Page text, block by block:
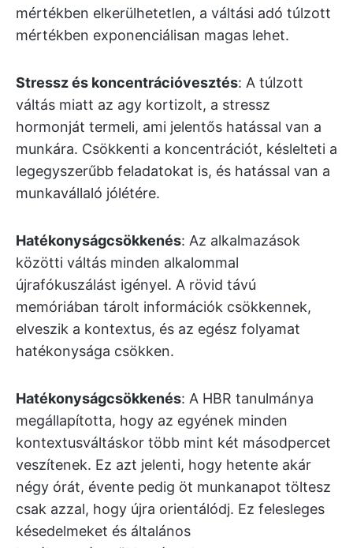
mértékben elkerülhetetlen, a váltási adó túlzott
mértékben exponenciálisan magas lehet.
Stressz és koncentrációvesztés: A túlzott
váltás miatt az agy kortizolt, a stressz
hormonját termeli, ami jelentős hatással van a
munkára. Csökkenti a koncentrációt, késlelteti a
legegyszerűbb feladatokat is, és hatással van a
munkavállaló jólétére.
Hatékonyságcsökkenés: Az alkalmazások
közötti váltás minden alkalommal
újrafókuszálást igényel. A rövid távú
memóriában tárolt információk csökkennek,
elveszik a kontextus, és az egész folyamat
hatékonysága csökken.
Hatékonyságcsökkenés: A HBR tanulmánya
megállapította, hogy az egyének minden
kontextusváltáskor több mint két másodpercet
veszítenek. Ez azt jelenti, hogy hetente akár
négy órát, évente pedig öt munkanapot töltesz
csak azzal, hogy újra orientálódj. Ez felesleges
késedelmeket és általános